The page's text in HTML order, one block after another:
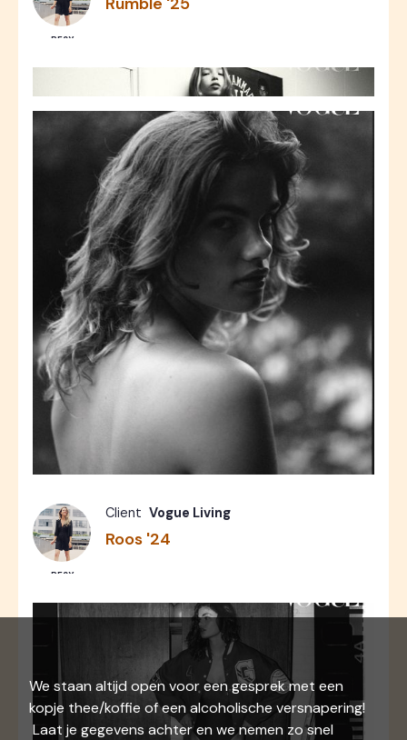
RESY
RESY
Client Vogue Living
Roos '24
We staan altijd open voor een gesprek met een
kopje thee/koffie of een alcoholische versnapering!
Laat je gegevens achter en we nemen zo snel